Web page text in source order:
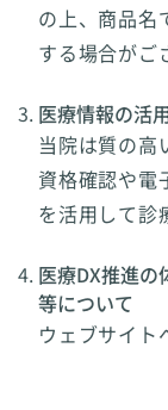
の上、商品名
する場合がご
医療情報の活
当院は質の高
資格確認や電
を活用して診
医療DX推進の
等について
ウェブサイト